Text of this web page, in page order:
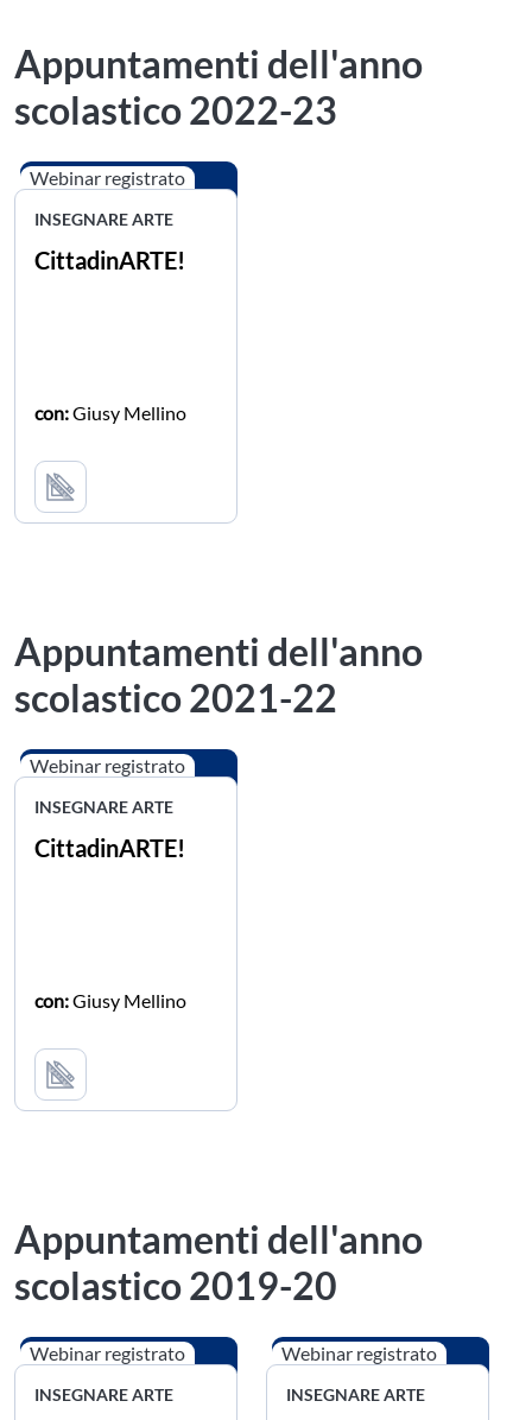
Appuntamenti dell'anno
scolastico 2022-23
Webinar registrato
INSEGNARE ARTE
CittadinARTE!
con:Giusy Mellino
Appuntamenti dell'anno
scolastico 2021-22
Webinar registrato
INSEGNARE ARTE
CittadinARTE!
con:Giusy Mellino
Appuntamenti dell'anno
scolastico 2019-20
Webinar registrato
INSEGNARE ARTE
Webinar registrato
INSEGNARE ARTE